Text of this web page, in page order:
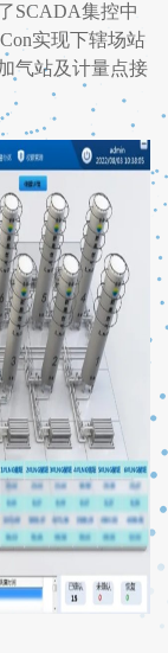
SCADA集控中
实现下辖场站
气站及计量点接